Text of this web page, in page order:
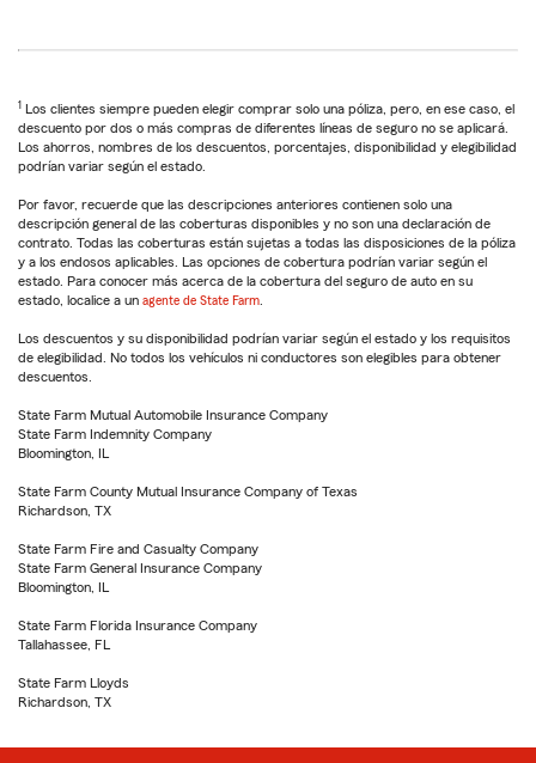
1 Los clientes siempre pueden elegir comprar solo una póliza, pero, en ese caso, el
descuento por dos o más compras de diferentes líneas de seguro no se aplicará.
Los ahorros, nombres de los descuentos, porcentajes, disponibilidad y elegibilidad
podrían variar según el estado.
Por favor, recuerde que las descripciones anteriores contienen solo una
descripción general de las coberturas disponibles y no son una declaración de
contrato. Todas las coberturas están sujetas a todas las disposiciones de la póliza
y a los endosos aplicables. Las opciones de cobertura podrían variar según el
estado. Para conocer más acerca de la cobertura del seguro de auto en su
estado, localice a un agente de State Farm
Los descuentos y su disponibilidad podrían variar según el estado y los requisitos
de elegibilidad. No todos los vehículos ni conductores son elegibles para obtener
descuentos.
State Farm Mutual Automobile Insurance Company
State Farm Indemnity Company
Bloomington, IL
State Farm County Mutual Insurance Company of Texas
Richardson, TX
State Farm Fire and Casualty Company
State Farm General Insurance Company
Bloomington, IL
State Farm Florida Insurance Company
Tallahassee, FL
State Farm Lloyds
Richardson, TX